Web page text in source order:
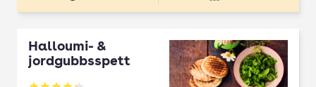
Halloumi- &
jordgubbsspett